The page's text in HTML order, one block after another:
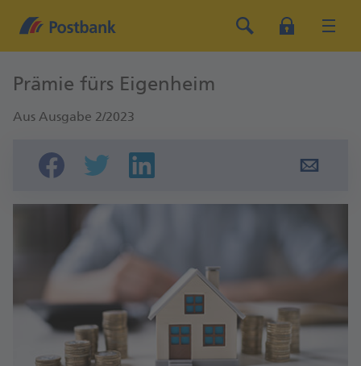
Prämie fürs Eigenheim
Aus Ausgabe 2/2023